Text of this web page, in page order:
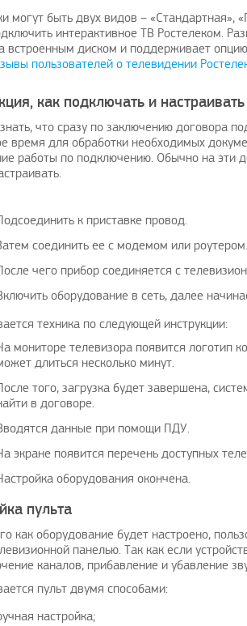
могут быть двух видов –
интерактивное ТВ Ростелеком.
встроенным диском и поддерживает
пользователей о телевидении
как подключать и
что сразу по заключению договора
время для обработки необходимых
работы по подключению. Обычно на эти
к приставке провод.
соединить ее с модемом или роутером.
чего прибор соединяется с
оборудование в сеть, далее
техника по следующей инструкции:
мониторе телевизора появится логотип
длиться несколько минут.
того, загрузка будет завершена,
в договоре.
данные при помощи ПДУ.
экране появится перечень доступных
оборудования окончена.
пульта
как оборудование будет настроено,
панелью. Так как если
каналов, прибавление и убавление
пульт двумя способами:
настройка;